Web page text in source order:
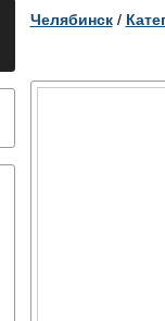
Челябинск/